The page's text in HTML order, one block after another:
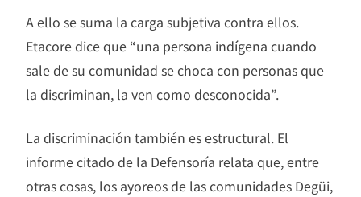
A ello se suma la carga subjetiva contra ellos.
Etacore dice que “una persona indígena cuando
sale de su comunidad se choca con personas que
la discriminan, la ven como desconocida”.
La discriminación también es estructural. El
informe citado de la Defensoría relata que, entre
otras cosas, los ayoreos de las comunidades Degüi,